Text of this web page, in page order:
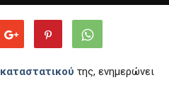
καταστατικού της, ενημερώνει